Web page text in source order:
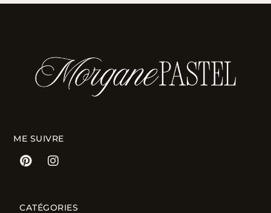
ME SUIVRE
CATÉGORIES